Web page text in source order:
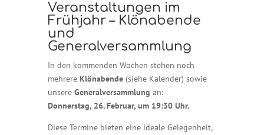
Veranstaltungen im
Frühjahr – Klönabende
und
Generalversammlung
In den kommenden Wochen stehen noch
mehrere Klönabende(siehe Kalender) sowie
unsere Generalversammlung an:
Donnerstag, 26. Februar, um 19:30 Uhr.
Diese Termine bieten eine ideale Gelegenheit,